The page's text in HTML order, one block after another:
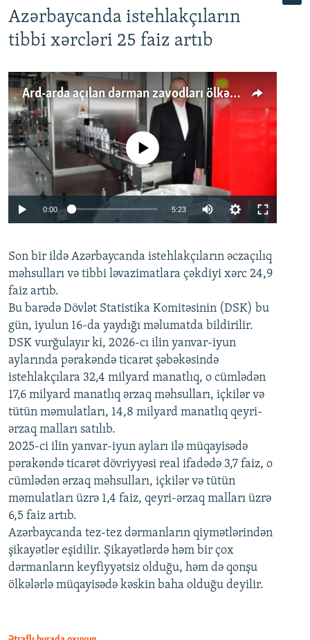
Azərbaycanda istehlakçıların
tibbi xərcləri 25 faiz artıb
Ard-arda açılan dərman zavodları ölkənin tələbatını ödəyirmi?
Auto 240p 360p 480p
720p 1080p
No media source currently available
0:00 5:23
360p
480p
720p
1080p
Son bir ildə Azərbaycanda istehlakçıların əczaçılıq
məhsulları və tibbi ləvazimatlara çəkdiyi xərc 24,9
faiz artıb.
Bu barədə Dövlət Statistika Komitəsinin (DSK) bu
gün, iyulun 16-da yaydığı məlumatda bildirilir.
DSK vurğulayır ki, 2026-cı ilin yanvar-iyun
aylarında pərakəndə ticarət şəbəkəsində
istehlakçılara 32,4 milyard manatlıq, o cümlədən
17,6 milyard manatlıq ərzaq məhsulları, içkilər və
tütün məmulatları, 14,8 milyard manatlıq qeyri-
ərzaq malları satılıb.
2025-ci ilin yanvar-iyun ayları ilə müqayisədə
pərakəndə ticarət dövriyyəsi real ifadədə 3,7 faiz, o
cümlədən ərzaq məhsulları, içkilər və tütün
məmulatları üzrə 1,4 faiz, qeyri-ərzaq malları üzrə
6,5 faiz artıb.
Azərbaycanda tez-tez dərmanların qiymətlərindən
şikayətlər eşidilir. Şikayətlərdə həm bir çox
dərmanların keyfiyyətsiz olduğu, həm də qonşu
ölkələrlə müqayisədə kəskin baha olduğu deyilir.